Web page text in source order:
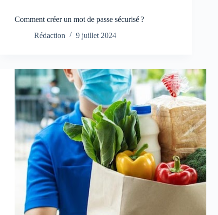
Comment créer un mot de passe sécurisé ?
Rédaction
9 juillet 2024